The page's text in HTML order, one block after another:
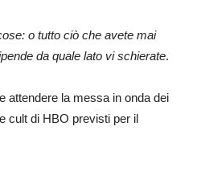
o tutto ciò che avete mai
da quale lato vi schierate.
attendere la messa in onda dei
cult di HBO previsti per il